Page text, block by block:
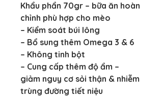
Khẩu phẩn 70gr – bữa ăn hoàn
chỉnh phù hợp cho mèo
– Kiểm soát búi lông
– Bổ sung thêm Omega 3 & 6
– Không tinh bột
– Cung cấp thêm độ ẩm –
giảm nguy cơ sỏi thận & nhiễm
trùng đường tiết niệu